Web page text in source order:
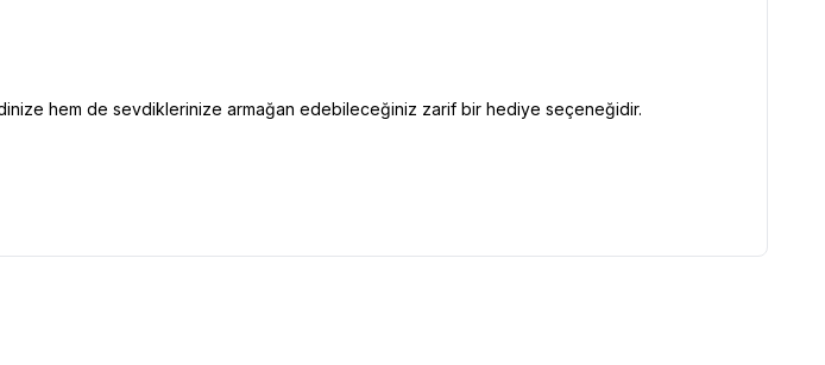
hem de sevdiklerinize armağan edebileceğiniz zarif bir hediye seçeneğidir.